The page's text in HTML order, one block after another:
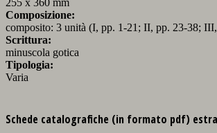
255 x 360 mm
Composizione:
composito: 3 unità (I, pp. 1-21; II, pp. 23-38;
Scrittura:
minuscola gotica
Tipologia:
Varia
Schede catalografiche (in formato pdf)